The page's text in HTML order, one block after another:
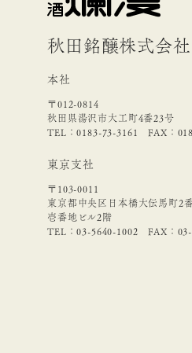
秋田銘醸株式会社
本社
〒012-0814
秋田県湯沢市大工町4番23号
TEL：0183-73-3161 FAX：
東京支社
〒103-0011
東京都中央区日本橋大伝馬町2
壱番地ビル2階
TEL：03-5640-1002 FAX：03-